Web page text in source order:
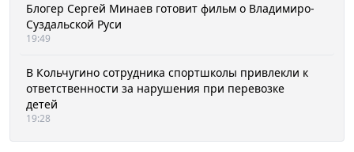
Блогер Сергей Минаев готовит фильм о Владимиро-
Суздальской Руси
19:49
В Кольчугино сотрудника спортшколы привлекли к
ответственности за нарушения при перевозке
детей
19:28